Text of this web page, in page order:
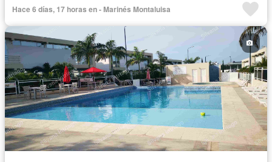
Cocina integral
Internet Terraza
Conserje
Sin amoblar
Hace 6 días, 17 horas en - Marinés Montaluisa